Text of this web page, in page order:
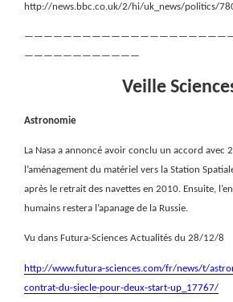
http://news.bbc.co.uk/2/hi/uk_news/politics/
————————————
Veille
Astronomie
La Nasa a annoncé avoir conclu un accord avec
l’aménagement du matériel vers la Station
après le retrait des navettes en 2010. Ensuite,
humains restera l’apanage de la Russie.
Vu dans Futura-Sciences Actualités du 28/12/8
http://www.futura-sciences.com/fr/news/t/
contrat-du-siecle-pour-deux-start-up_17767/